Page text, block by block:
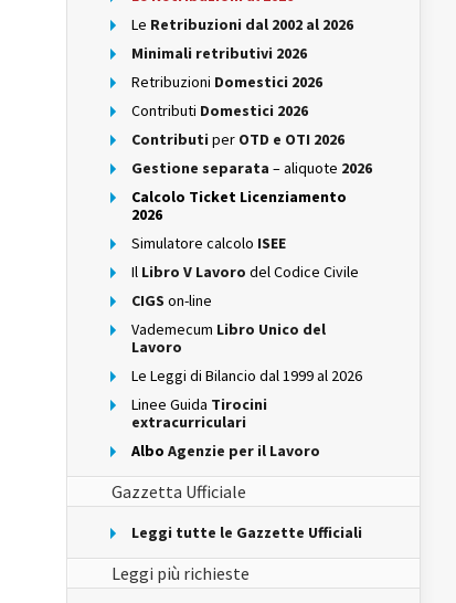
Le Retribuzioni dal 2002 al 2026
Minimali retributivi 2026
Retribuzioni Domestici 2026
Contributi Domestici 2026
Contributi per OTD e OTI 2026
Gestione separata – aliquote 2026
Calcolo Ticket Licenziamento
2026
Simulatore calcolo ISEE
Il Libro V Lavoro del Codice Civile
CIGS on-line
Vademecum Libro Unico del
Lavoro
Le Leggi di Bilancio dal 1999 al 2026
Linee Guida Tirocini
extracurriculari
Albo Agenzie per il Lavoro
Gazzetta Ufficiale
Leggi tutte le Gazzette Ufficiali
Leggi più richieste